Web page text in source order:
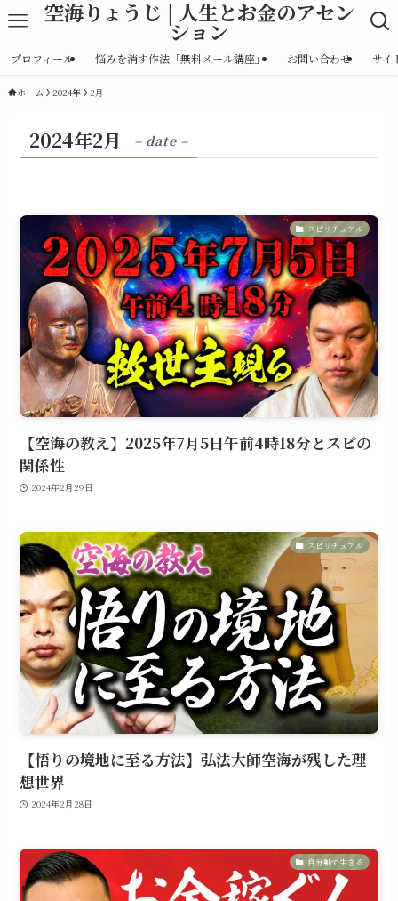
空海りょうじ | 人生とお金のアセン
ション
プロフィール 悩みを消す作法「無料メール講座」 お問い合わせ サイ
ホーム 2024年 2月
2024年2月 – date –
スピリチュアル
【空海の教え】2025年7月5日午前4時18分とスピの
関係性
2024年2月29日
スピリチュアル
【悟りの境地に至る方法】弘法大師空海が残した理
想世界
2024年2月28日
自分軸で生きる